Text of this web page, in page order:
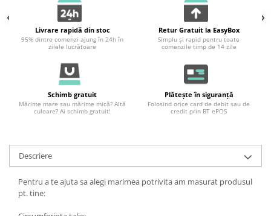
Livrare rapidă din stoc
95% dintre comenzi ajung în 24h în
zilele lucrătoare
Retur Gratuit la EasyBox
Simplu și rapid pentru toate
comenzile timp de 14 zile
Schimb gratuit
Mărime mare sau mărime mică? Altă
culoare? Ai schimb gratuit!
Plătește în siguranță
Folosind orice card de debit sau de
credit prin BT ePOS
Descriere
Pentru a te ajuta sa alegi marimea potrivita am masurat produsul
pt. tine: